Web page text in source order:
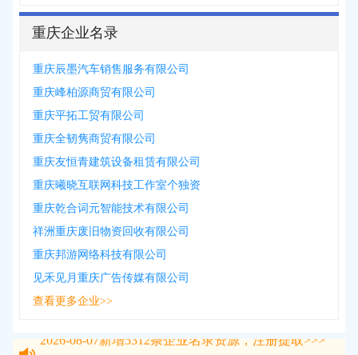
重庆企业名录
重庆辰墨汽车销售服务有限公司
重庆峰柏源商贸有限公司
重庆平拓工贸有限公司
重庆全韧隽商贸有限公司
重庆友恒青建筑设备租赁有限公司
重庆曦晓互联网科技工作室个独资
重庆乾合词元智能技术有限公司
祥洲重庆废旧物资回收有限公司
重庆邦游网络科技有限公司
见禾见月重庆广告传媒有限公司
查看更多企业>>